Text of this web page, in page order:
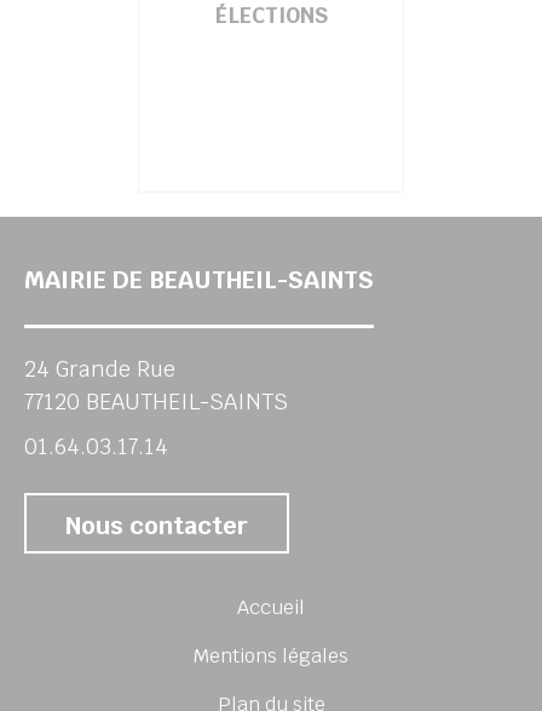
ÉLECTIONS
MAIRIE DE BEAUTHEIL-SAINTS
24 Grande Rue
77120 BEAUTHEIL-SAINTS
01.64.03.17.14
Nous contacter
Accueil
Mentions légales
Plan du site